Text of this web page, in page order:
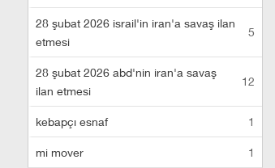
28 şubat 2026 israil'in iran'a savaş ilan
etmesi
5
28 şubat 2026 abd'nin iran'a savaş
ilan etmesi
12
kebapçı esnaf 1
mi mover 1